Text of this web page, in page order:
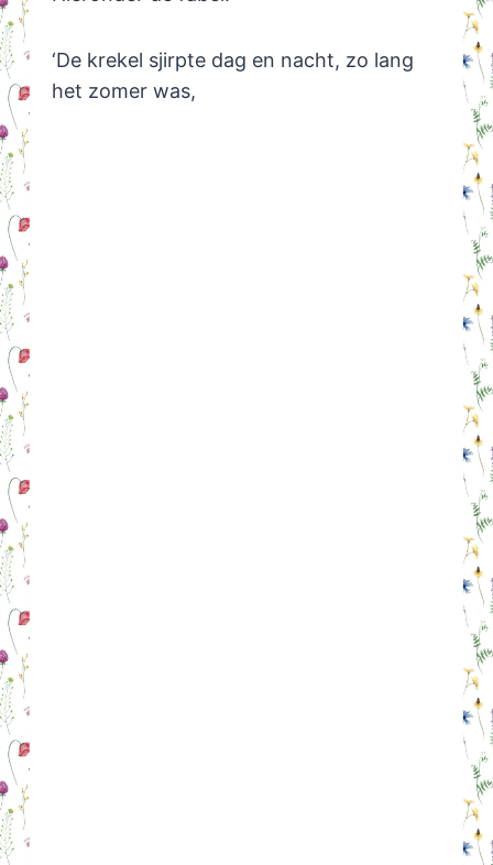
‘De krekel sjirpte dag en nacht, zo lang
het zomer was,